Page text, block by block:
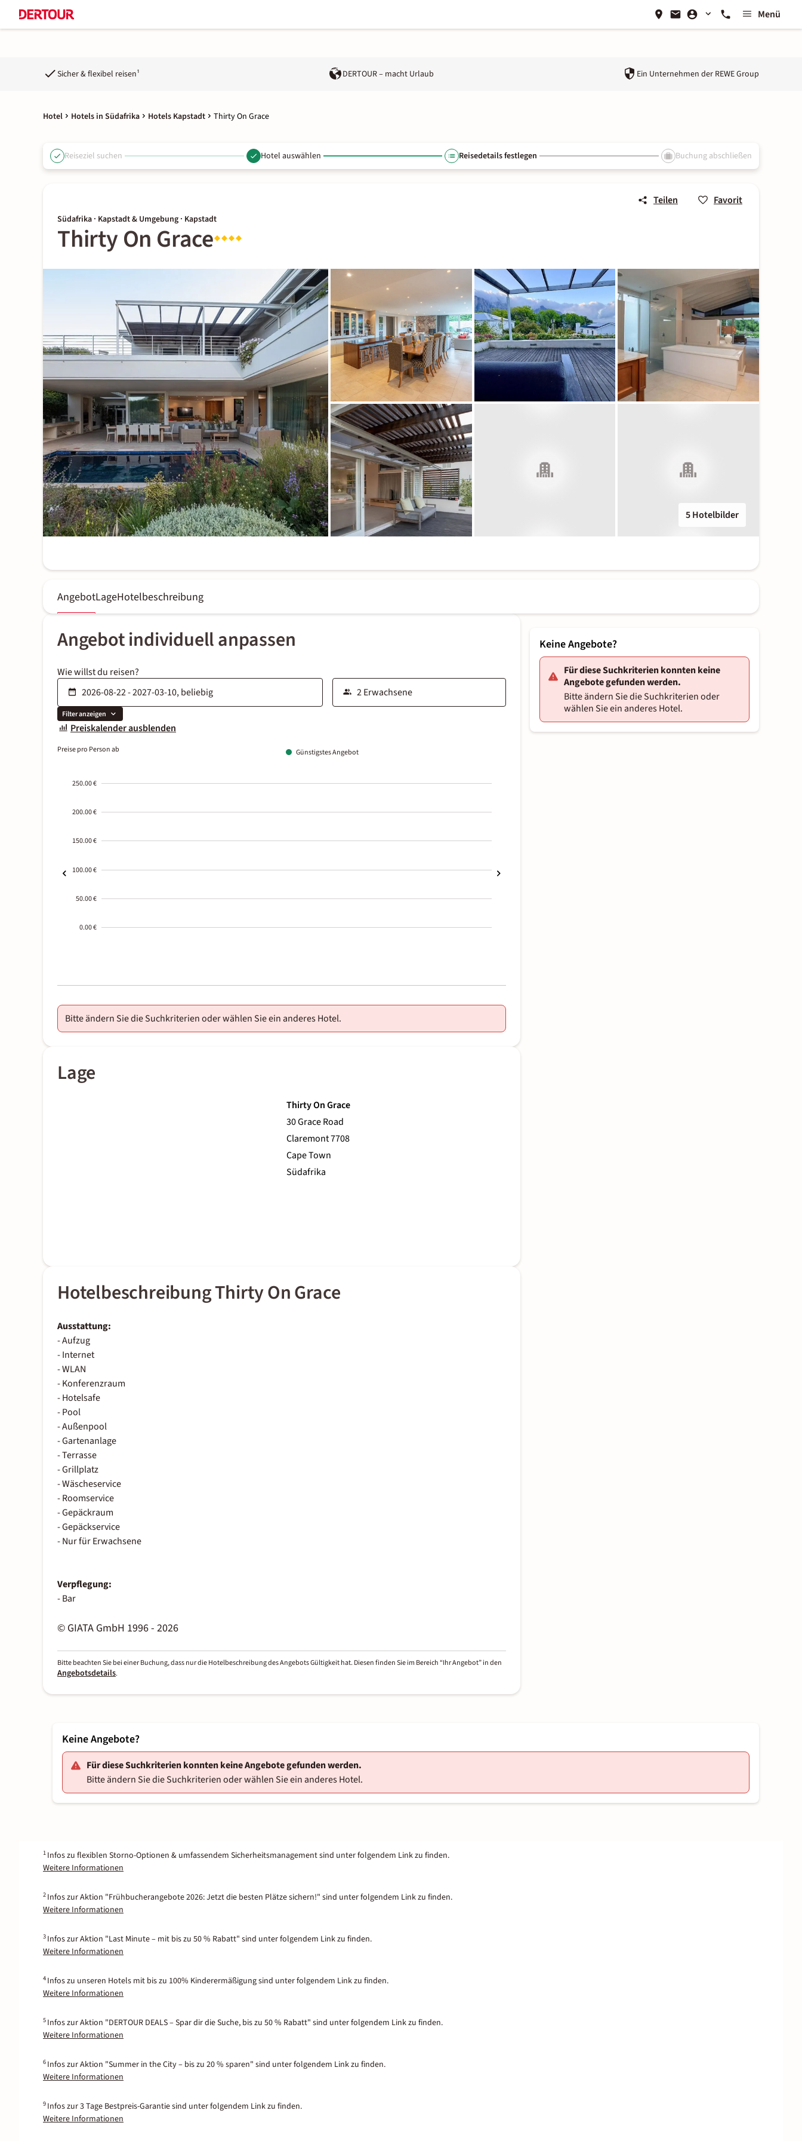
Menü
Sicher & flexibel reisen¹ DERTOUR – macht Urlaub Ein Unternehmen der REWE Group
Hotel Hotels in Südafrika Hotels Kapstadt Thirty On Grace
Reiseziel suchen Hotel auswählen Reisedetails festlegen Buchung abschließen
Teilen Favorit
Südafrika · Kapstadt & Umgebung · Kapstadt
Thirty On Grace
5 Hotelbilder
AngebotLageHotelbeschreibung
Angebot individuell anpassen
Wie willst du reisen?
Filter anzeigen
Preiskalender ausblenden
Preise pro Person ab Günstigstes Angebot
250.00 €
200.00 €
150.00 €
100.00 €
50.00 €
0.00 €
01-02
Bitte ändern Sie die Suchkriterien oder wählen Sie ein anderes Hotel.
Lage
Thirty On Grace
30 Grace Road
Claremont 7708
Cape Town
Südafrika
Hotelbeschreibung Thirty On Grace
Ausstattung:
- Aufzug
- Internet
- WLAN
- Konferenzraum
- Hotelsafe
- Pool
- Außenpool
- Gartenanlage
- Terrasse
- Grillplatz
- Wäscheservice
- Roomservice
- Gepäckraum
- Gepäckservice
- Nur für Erwachsene
Verpflegung:
- Bar
© GIATA GmbH 1996 - 2026
Bitte beachten Sie bei einer Buchung, dass nur die Hotelbeschreibung des Angebots Gültigkeit hat. Diesen finden Sie im Bereich “Ihr Angebot” in den
Angebotsdetails.
Keine Angebote?
Für diese Suchkriterien konnten keine
Angebote gefunden werden.
Bitte ändern Sie die Suchkriterien oder
wählen Sie ein anderes Hotel.
Keine Angebote?
Für diese Suchkriterien konnten keine Angebote gefunden werden.
Bitte ändern Sie die Suchkriterien oder wählen Sie ein anderes Hotel.
1 Infos zu flexiblen Storno-Optionen & umfassendem Sicherheitsmanagement sind unter folgendem Link zu finden.
Weitere Informationen
2 Infos zur Aktion "Frühbucherangebote 2026: Jetzt die besten Plätze sichern!" sind unter folgendem Link zu finden.
Weitere Informationen
3 Infos zur Aktion "Last Minute – mit bis zu 50 % Rabatt" sind unter folgendem Link zu finden.
Weitere Informationen
4 Infos zu unseren Hotels mit bis zu 100% Kinderermäßigung sind unter folgendem Link zu finden.
Weitere Informationen
5 Infos zur Aktion "DERTOUR DEALS – Spar dir die Suche, bis zu 50 % Rabatt" sind unter folgendem Link zu finden.
Weitere Informationen
6 Infos zur Aktion "Summer in the City – bis zu 20 % sparen" sind unter folgendem Link zu finden.
Weitere Informationen
9 Infos zur 3 Tage Bestpreis-Garantie sind unter folgendem Link zu finden.
Weitere Informationen